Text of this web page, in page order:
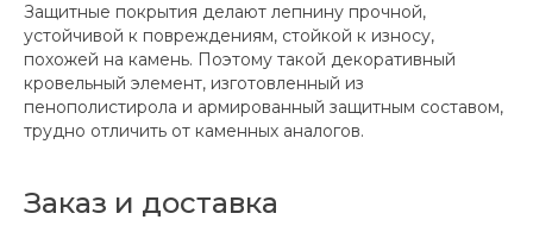
Защитные покрытия делают лепнину прочной,
устойчивой к повреждениям, стойкой к износу,
похожей на камень. Поэтому такой декоративный
кровельный элемент, изготовленный из
пенополистирола и армированный защитным составом,
трудно отличить от каменных аналогов.
Заказ и доставка